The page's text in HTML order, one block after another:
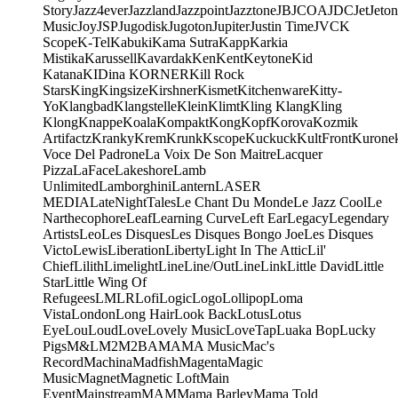
StoryJazz4everJazzlandJazzpointJazztoneJBJCOAJDCJetJeton
MusicJoyJSPJugodiskJugotonJupiterJustin TimeJVCK
ScopeK-TelKabukiKama SutraKappKarkia
MistikaKarussellKavardakKenKentKeytoneKid
KatanaKIDina KORNERKill Rock
StarsKingKingsizeKirshnerKismetKitchenwareKitty-
YoKlangbadKlangstelleKleinKlimtKling KlangKling
KlongKnappeKoalaKompaktKongKopfKorovaKozmik
ArtifactzKrankyKremKrunkKscopeKuckuckKultFront
Voce Del PadroneLa Voix De Son MaitreLacquer
PizzaLaFaceLakeshoreLamb
UnlimitedLamborghiniLanternLASER
MEDIALateNightTalesLe Chant Du MondeLe Jazz CoolLe
NarthecophoreLeafLearning CurveLeft EarLegacyLegendary
ArtistsLeoLes DisquesLes Disques Bongo JoeLes Disques
VictoLewisLiberationLibertyLight In The AtticLil'
ChiefLilithLimelightLineLine/OutLineLinkLittle DavidLittle
StarLittle Wing Of
RefugeesLMLRLofiLogicLogoLollipopLoma
VistaLondonLong HairLook BackLotusLotus
EyeLouLoudLoveLovely MusicLoveTapLuaka BopLucky
PigsM&LM2M2BAMAMA MusicMac's
RecordMachinaMadfishMagentaMagic
MusicMagnetMagnetic LoftMain
EventMainstreamMAMMama BarleyMama Told